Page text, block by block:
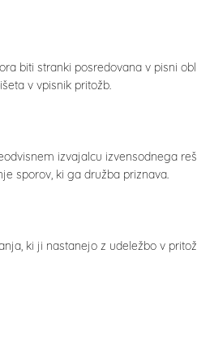
biti stranki posredovana v pisni
v vpisnik pritožb.
izvajalcu izvensodnega
sporov, ki ga družba priznava.
ki ji nastanejo z udeležbo v